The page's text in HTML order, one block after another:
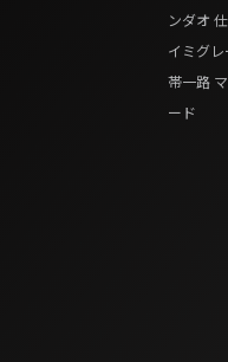
ンダオ
イミグ
帯一路
ード